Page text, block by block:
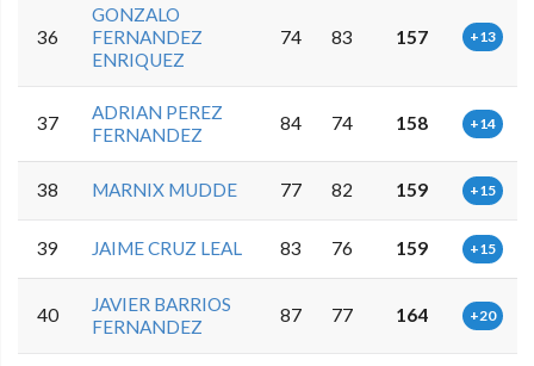
36
GONZALO
FERNANDEZ
ENRIQUEZ
74 83 157 +13
37
ADRIAN PEREZ
FERNANDEZ
84 74 158 +14
38 MARNIX MUDDE 77 82 159 +15
39 JAIME CRUZ LEAL 83 76 159 +15
40
JAVIER BARRIOS
FERNANDEZ
87 77 164 +20